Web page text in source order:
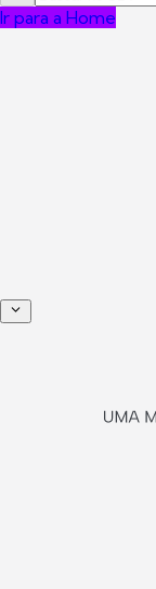
Ir para a Home